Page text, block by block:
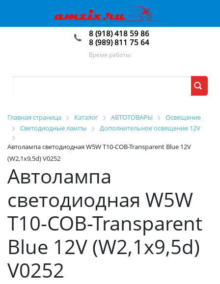
8 (918) 418 59 86
8 (989) 811 75 64
Время работы:
Главная страница Каталог АВТОТОВАРЫ
Освещение
Светодиодные лампы
Дополнительное освещение 12V
Автолампа светодиодная W5W T10-COB-Transparent Blue 12V
(W2,1x9,5d) V0252
Автолампа
светодиодная W5W
T10-COB-Transparent
Blue 12V (W2,1x9,5d)
V0252